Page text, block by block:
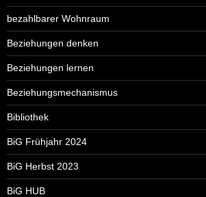
bezahlbarer Wohnraum
Beziehungen denken
Beziehungen lernen
Beziehungsmechanismus
Bibliothek
BiG Frühjahr 2024
BiG Herbst 2023
BiG HUB